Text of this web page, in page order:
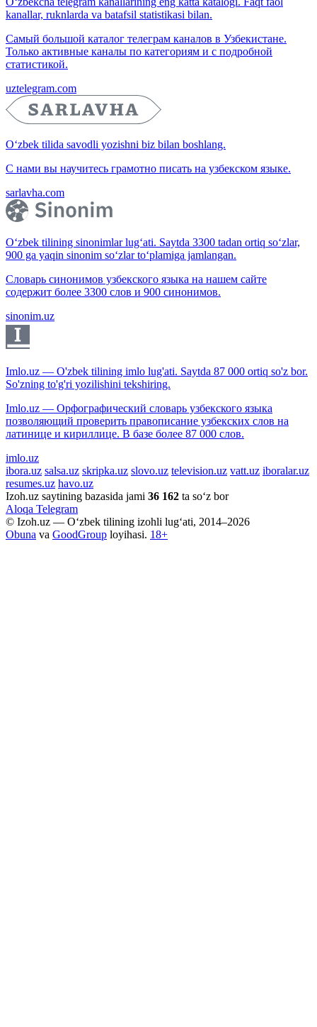
kanallar, ruknlarda va batafsil statistikasi bilan.
Самый большой каталог телеграм каналов в Узбекистане.
Только активные каналы по категориям и с подробной
статистикой.
uztelegram.com
O‘zbek tilida savodli yozishni biz bilan boshlang.
С нами вы научитесь грамотно писать на узбекском языке.
sarlavha.com
O‘zbek tilining sinonimlar lug‘ati. Saytda 3300 tadan ortiq so‘zlar,
900 ga yaqin sinonim so‘zlar to‘plamiga jamlangan.
Словарь синонимов узбекского языка на нашем сайте
содержит более 3300 слов и 900 синонимов.
sinonim.uz
Imlo.uz — O'zbek tilining imlo lug'ati. Saytda 87 000 ortiq so'z bor.
So'zning to'g'ri yozilishini tekshiring.
Imlo.uz — Орфографический словарь узбекского языка
позволяющий проверить правописание узбекских слов на
латинице и кириллице. В базе более 87 000 слов.
imlo.uz
ibora.uz salsa.uz skripka.uz slovo.uz television.uz vatt.uz iboralar.uz
resumes.uz havo.uz
Izoh.uz saytining bazasida jami 36 162 ta so‘z bor
Aloqa Telegram
© Izoh.uz — O‘zbek tilining izohli lug‘ati, 2014–2026
Obuna va GoodGroup loyihasi. 18+